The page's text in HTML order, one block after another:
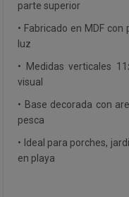
parte superior
• Fabricado en MDF
luz
• Medidas verticales
visual
• Base decorada con
pesca
• Ideal para porches,
en playa